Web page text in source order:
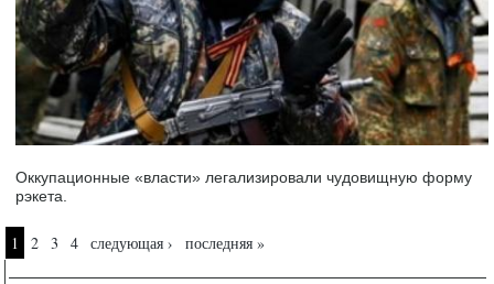
Оккупационные «власти» легализировали чудовищную форму
рэкета.
Страницы
1 2 3 4 следующая › последняя »